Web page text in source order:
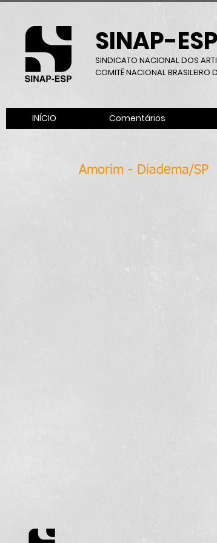
SINAP-ESP
SINDICATO NACIONAL DOS
COMITÊ NACIONAL BRASILEIRO
INÍCIO Comentários
Amorim - Diadema/SP